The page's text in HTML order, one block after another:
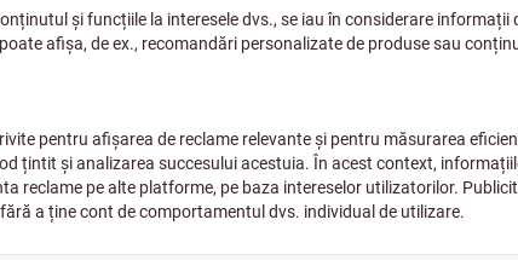
Vă rugăm să țineți
Comandăm acest
gama noastră
Adaugă la lista de dorințe